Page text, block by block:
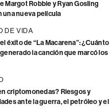
Margot Robbie y Ryan Gosling
una nueva película
DE VIDA
éxito de “La Macarena”: ¿Cuánto
la canción que marcó los
criptomonedas? Riesgos y
ante la guerra, el petróleo y el